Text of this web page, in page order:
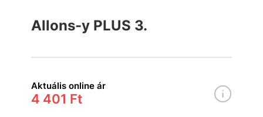
Allons-y PLUS 3.
Aktuális online ár
4 401 Ft